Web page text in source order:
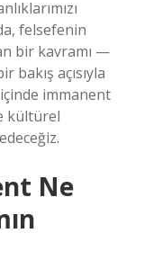
felsefenin
bir kavramı —
açısıyla
immanent
kültürel
Ne